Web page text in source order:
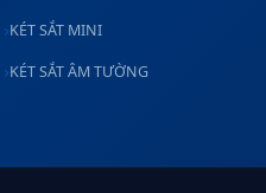
KÉT SẮT MINI
KÉT SẮT ÂM TƯỜNG